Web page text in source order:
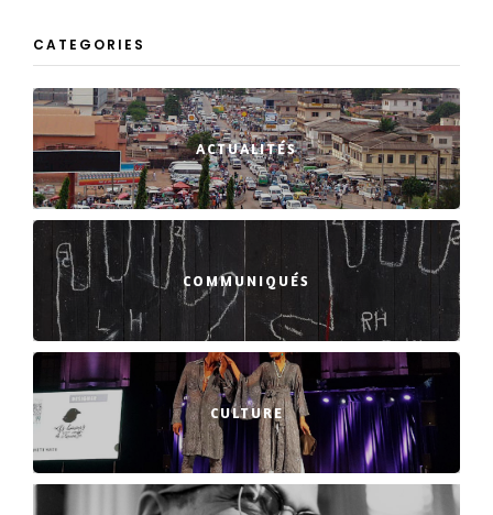
CATEGORIES
ACTUALITÉS
COMMUNIQUÉS
CULTURE